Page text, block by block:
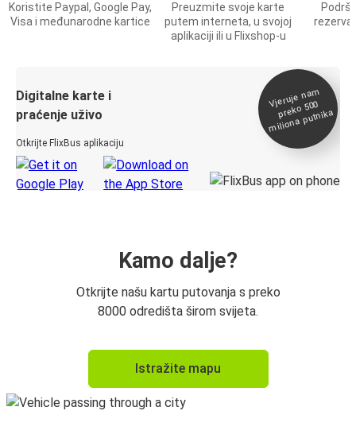
Koristite Paypal, Google Pay,
Visa i međunarodne kartice
Preuzmite svoje karte
putem interneta, u svojoj
aplikaciji ili u Flixshop-u
Digitalne karte i
praćenje uživo
Otkrijte FlixBus aplikaciju
Vjeruje na
m
preko 500
miliona putnika
Kamo dalje?
Otkrijte našu kartu putovanja s preko
8000 odredišta širom svijeta.
Istražite mapu